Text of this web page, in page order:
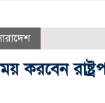
করবেন